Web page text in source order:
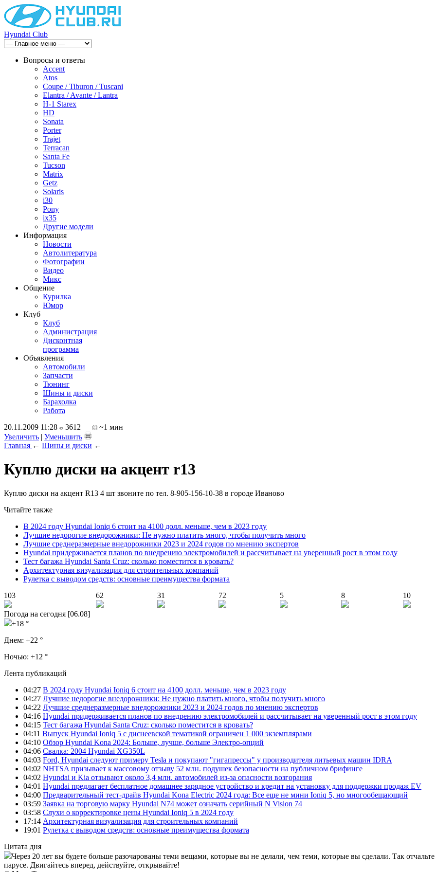
Hyundai Club
Вопросы и ответы
Accent
Atos
Coupe / Tiburon / Tuscani
Elantra / Avante / Lantra
H-1 Starex
HD
Sonata
Porter
Trajet
Terracan
Santa Fe
Tucson
Matrix
Getz
Solaris
i30
Pony
ix35
Другие модели
Информация
Новости
Автолитература
Фотографии
Видео
Микс
Общение
Курилка
Юмор
Клуб
Клуб
Администрация
Дисконтная
программа
Объявления
Автомобили
Запчасти
Тюнинг
Шины и диски
Барахолка
Работа
20.11.2009 11:28
3612
~1 мин
Увеличить | Уменьшить
Главная ← Шины и диски ←
Куплю диски на акцент r13
Куплю диски на акцент R13 4 шт звоните по тел. 8-905-156-10-38 в городе Иваново
Читайте также
В 2024 году Hyundai Ioniq 6 стоит на 4100 долл. меньше, чем в 2023 году
Лучшие недорогие внедорожники: Не нужно платить много, чтобы получить много
Лучшие среднеразмерные внедорожники 2023 и 2024 годов по мнению экспертов
Hyundai придерживается планов по внедрению электромобилей и рассчитывает на уверенный рост в этом году
Тест багажа Hyundai Santa Cruz: сколько поместится в кровать?
Архитектурная визуализация для строительных компаний
Рулетка с выводом средств: основные преимущества формата
103
62 31 72 5 8 10
Погода на сегодня [06.08]
+18 °
Днем: +22 °
Ночью: +12 °
Лента публикаций
04:27 В 2024 году Hyundai Ioniq 6 стоит на 4100 долл. меньше, чем в 2023 году
04:27 Лучшие недорогие внедорожники: Не нужно платить много, чтобы получить много
04:22 Лучшие среднеразмерные внедорожники 2023 и 2024 годов по мнению экспертов
04:16 Hyundai придерживается планов по внедрению электромобилей и рассчитывает на уверенный рост в этом году
04:15 Тест багажа Hyundai Santa Cruz: сколько поместится в кровать?
04:11 Выпуск Hyundai Ioniq 5 с диснеевской тематикой ограничен 1 000 экземплярами
04:10 Обзор Hyundai Kona 2024: Больше, лучше, больше Электро-опций
04:06 Свалка: 2004 Hyundai XG350L
04:03 Ford, Hyundai следуют примеру Tesla и покупают "гигапрессы" у производителя литьевых машин IDRA
04:02 NHTSA призывает к массовому отзыву 52 млн. подушек безопасности на публичном брифинге
04:02 Hyundai и Kia отзывают около 3,4 млн. автомобилей из-за опасности возгорания
04:01 Hyundai предлагает бесплатное домашнее зарядное устройство и кредит на установку для поддержки продаж EV
04:00 Предварительный тест-драйв Hyundai Kona Electric 2024 года: Все еще не мини Ioniq 5, но многообещающий
03:59 Заявка на торговую марку Hyundai N74 может означать серийный N Vision 74
03:58 Слухи о корректировке цены Hyundai Ioniq 5 в 2024 году
17:14 Архитектурная визуализация для строительных компаний
19:01 Рулетка с выводом средств: основные преимущества формата
Цитата дня
Через 20 лет вы будете больше разочарованы теми вещами, которые вы не делали, чем теми, которые вы сделали. Так
парусе. Двигайтесь вперед, действуйте, открывайте!